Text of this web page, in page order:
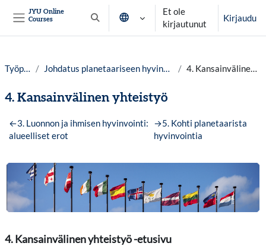
JYU Online
Courses
Vaihda hakusyöttöä
Et ole
kirjautunut
Kirjaudu
Työpöytä Johdatus planetaariseen hyvinvointiin lv.25-26 4. Kansainvälinen yhteistyö
4. Kansainvälinen yhteistyö
Osion ääriviiva
←3. Luonnon ja ihmisen hyvinvointi:
alueelliset erot
→5. Kohti planetaarista
hyvinvointia
4. Kansainvälinen yhteistyö -etusivu